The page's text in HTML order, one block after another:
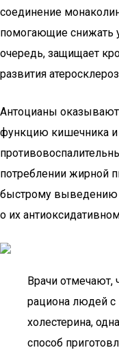
соединение
помогающие снижать
очередь, защищает
развития
Антоцианы
функцию кишечника
потреблении жирной
быстрому выведению
о их
Врачи отмечают,
рациона людей
холестерина,
способ